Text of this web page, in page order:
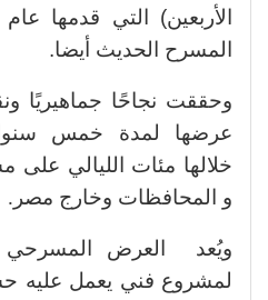
المسرح الحديث أيضا.
وحققت نجاحًا جماهيريًا
عرضها لمدة خمس
خلالها مئات الليالي على
و المحافظات وخارج مصر .
ويُعد
العرض المسرحي
لمشروع فني يعمل عليه